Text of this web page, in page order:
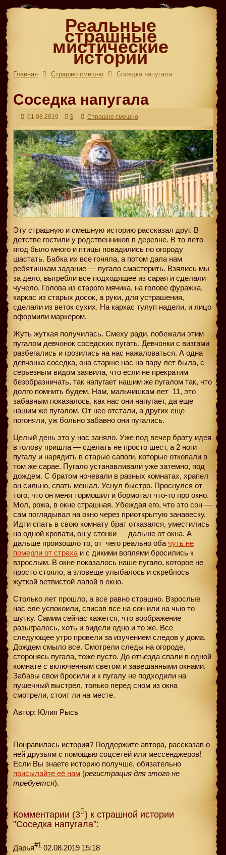
Реальные
страшные
мистические
истории
Главная Страшно смешно Соседка напугала
Соседка напугала
01.08.2019 3 Страшно смешно
Эту страшную и смешную историю рассказал друг. В
детстве гостили у родственников в деревне. В то лето
ягод было много и птицы повадились по огороду
шастать. Бабка их все гоняла, а потом дала нам
ребятишкам задание — пугало смастерить. Взялись мы
за дело, выгребли все подходящее из сарая и сделали
чучело. Голова из старого мячика, на голове фуражка,
каркас из старых досок, а руки, для устрашения,
сделали из веток сухих. На каркас тулуп надели, и лицо
оформили маркером.
Жуть жуткая получилась. Смеху ради, побежали этим
пугалом девчонок соседских пугать. Девчонки с визгами
разбегались и грозились на нас нажаловаться. А одна
девчонка соседка, она старше нас на пару лет была, с
серьезным видом заявила, что если не прекратим
безобразничать, так напугает нашим же пугалом так, что
долго помнить будем. Нам, мальчишкам лет 11, это
забавным показалось, как нас они напугает, да еще
нашим же пугалом. От нее отстали, а других еще
погоняли, уж больно забавно они пугались.
Целый день это у нас заняло. Уже под вечер брату идея
в голову пришла — сделать не просто шест, а 2 ноги
пугалу и нарядить в старые сапоги, которые откопали в
том же сарае. Пугало устанавливали уже затемно, под
дождем. С братом ночевали в разных комнатах, храпел
он сильно, спать мешал. Уснул быстро. Проснулся от
того, что он меня тормошил и бормотал что-то про окно.
Мол, рожа, в окне страшная. Убеждая его, что это сон —
сам поглядывал на окно через приоткрытую занавеску.
Идти спать в свою комнату брат отказался, уместились
на одной кровати, он у стенки — дальше от окна. А
дальше произошло то, от чего реально оба чуть не
померли от страха и с дикими воплями бросились к
взрослым. В окне показалось наше пугало, которое не
просто стояло, а зловеще улыбалось и скреблось
жуткой ветвистой лапой в окно.
Столько лет прошло, а все равно страшно. Взрослые
нас еле успокоили, списав все на сон или на чью то
шутку. Самим сейчас кажется, что воображение
разыгралось, хоть и видели одно и то же. Все
следующее утро провели за изучением следов у дома.
Дождем смыло все. Смотрели следы на огороде,
сторонясь пугала, тоже пусто. До отъезда спали в одной
комнате с включенным светом и завешанными окнами.
Забавы свои бросили и к пугалу не подходили на
пушечный выстрел, только перед сном из окна
смотрели, стоит ли на месте.
Автор: Юлия Рысь
Понравилась история? Поддержите автора, рассказав о
ней друзьям с помощью соцсетей или мессенджеров!
Если Вы знаете историю получше, обязательно
присылайте её нам (регистрация для этого не
требуется).
Комментарии (3 ) к страшной истории
"Соседка напугала":
Дарья#1 02.08.2019 15:18